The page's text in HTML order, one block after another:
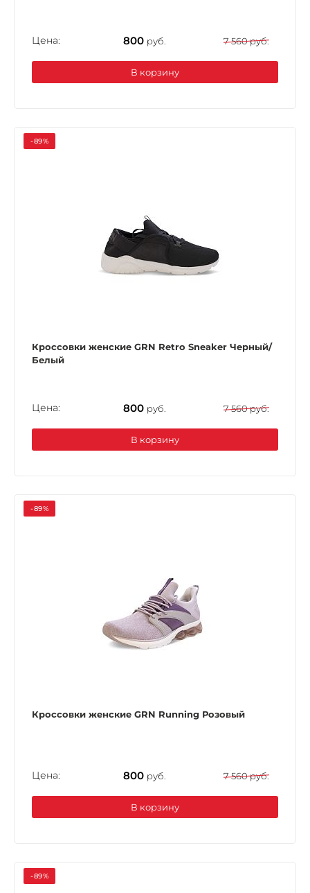
Цена: 800 руб. 7 560 руб.
В корзину
-89%
Кроссовки женские GRN Retro Sneaker Черный/
Белый
Цена: 800 руб. 7 560 руб.
В корзину
-89%
Кроссовки женские GRN Running Розовый
Цена: 800 руб. 7 560 руб.
В корзину
-89%